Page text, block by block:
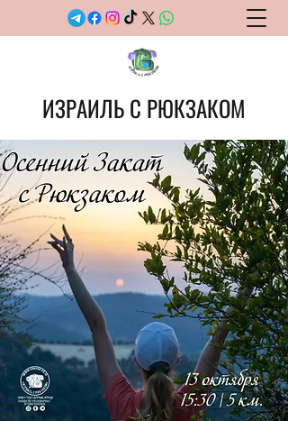
ИЗРАИЛЬ С РЮКЗАКОМ